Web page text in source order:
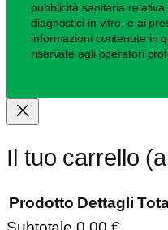
pubblicità sanitaria
diagnostici in vitro, e ai
informazioni contenute in
riservate agli operatori
Il tuo carrello
Prodotto Dettagli